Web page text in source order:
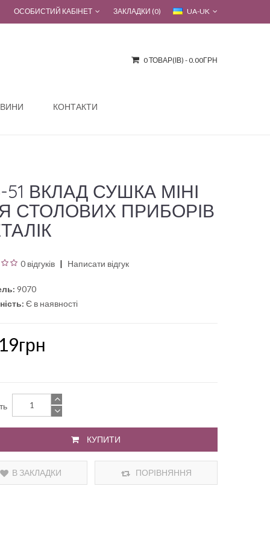
UA-UK
ОСОБИСТИЙ КАБІНЕТ ЗАКЛАДКИ (0)
0 ТОВАР(ІВ) - 0.00ГРН
КОНТАКТИ
51 ВКЛАД СУШКА МІНІ
СТОЛОВИХ ПРИБОРІВ
0 відгуків Написати відгук
9070
Є в наявності
КУПИТИ
В ЗАКЛАДКИ ПОРІВНЯННЯ